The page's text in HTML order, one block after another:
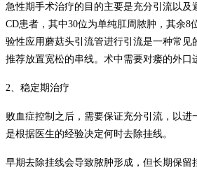
急性期手术治疗的目的主要是充分引流以及
CD患者，其中30位为单纯肛周脓肿，其余8
验性应用蘑菇头引流管进行引流是一种常见
推荐放置宽松的串线。术中需要对瘘的外
2 、稳定期治疗
败血症控制之后，需要保证充分引流，以进
是根据医生的经验决定何时去除挂线。
早期去除挂线会导致脓肿形成，但长期保留